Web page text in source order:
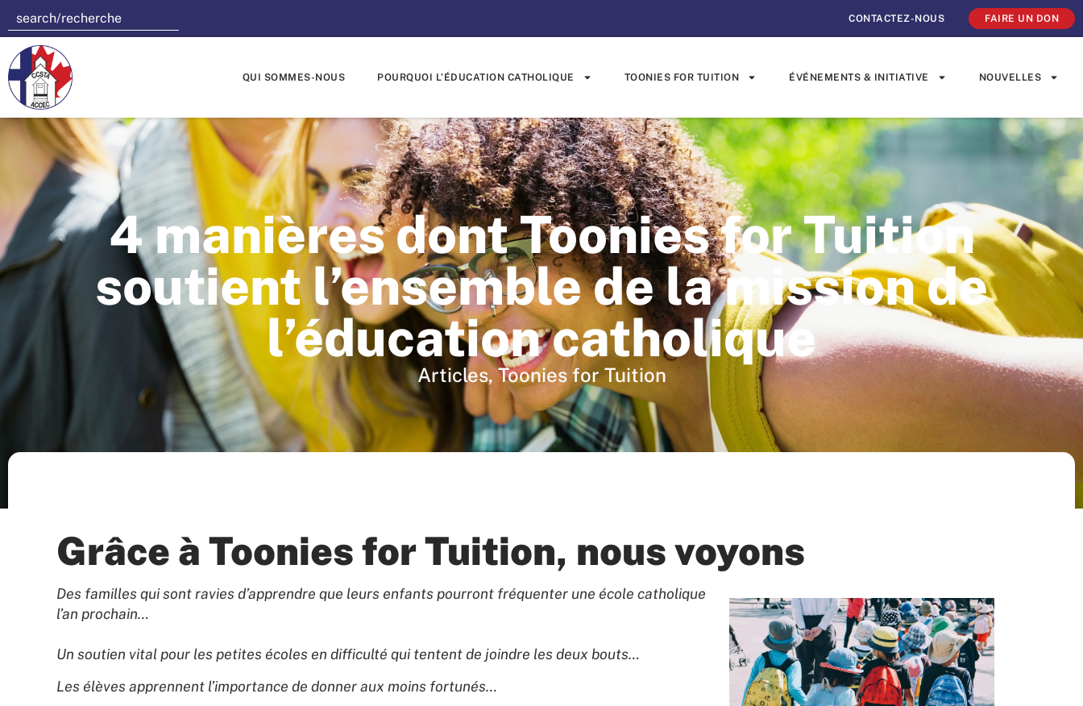
CONTACTEZ-NOUS FAIRE UN DON
QUI SOMMES-NOUS POURQUOI L’ÉDUCATION CATHOLIQUE TOONIES FOR TUITION ÉVÉNEMENTS & INITIATIVE NOUVELLES
4 manières dont Toonies for Tuition
soutient l’ensemble de la mission de
l’éducation catholique
Articles,Toonies for Tuition
Grâce à Toonies for Tuition, nous voyons
Des familles qui sont ravies d’apprendre que leurs enfants pourront fréquenter une école catholique
l’an prochain…
Un soutien vital pour les petites écoles en difficulté qui tentent de joindre les deux bouts…
Les élèves apprennent l’importance de donner aux moins fortunés…